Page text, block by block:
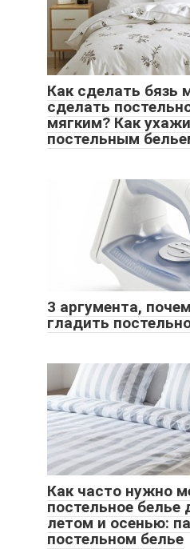
Как сделать бязь
сделать
мягким? Как
постельным
3 аргумента,
гладить
Как часто нужно
постельное белье
летом и осенью:
постельном белье